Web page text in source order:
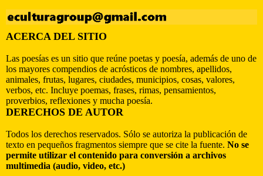
ACERCA DEL SITIO
Las poesías es un sitio que reúne poetas y poesía, además de uno de
los mayores compendios de acrósticos de nombres, apellidos,
animales, frutas, lugares, ciudades, municipios, cosas, valores,
verbos, etc. Incluye poemas, frases, rimas, pensamientos,
proverbios, reflexiones y mucha poesía.
DERECHOS DE AUTOR
Todos los derechos reservados. Sólo se autoriza la publicación de
texto en pequeños fragmentos siempre que se cite la fuente. No se
permite utilizar el contenido para conversión a archivos
multimedia (audio, video, etc.)